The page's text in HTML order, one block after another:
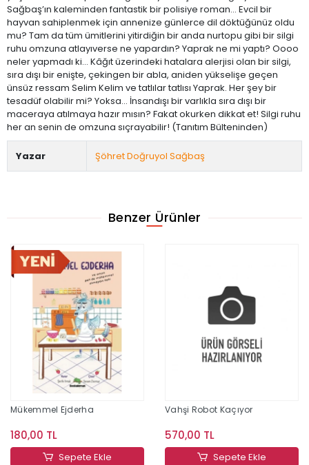
Sağbaş’ın kaleminden fantastik bir polisiye roman... Evcil bir
hayvan sahiplenmek için annenize günlerce dil döktüğünüz oldu
mu? Tam da tüm ümitlerini yitirdiğin bir anda nurtopu gibi bir silgi
ruhu omzuna atlayıverse ne yapardın? Yaprak ne mi yaptı? Oooo
neler yapmadı ki... Kâğıt üzerindeki hatalara alerjisi olan bir silgi,
sıra dışı bir enişte, çekingen bir abla, aniden yükselişe geçen
ünsüz ressam Selim Kelim ve tatlılar tatlısı Yaprak. Her şey bir
tesadüf olabilir mi? Yoksa... İnsandışı bir varlıkla sıra dışı bir
maceraya atılmaya hazır mısın? Fakat okurken dikkat et! Silgi ruhu
her an senin de omzuna sıçrayabilir! (Tanıtım Bülteninden)
Yazar Şöhret Doğruyol Sağbaş
Benzer Ürünler
Mükemmel Ejderha
180,00 TL
Sepete Ekle
Vahşi Robot Kaçıyor
570,00 TL
Sepete Ekle